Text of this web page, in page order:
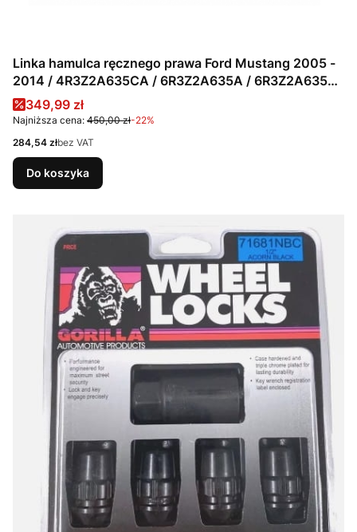
Linka hamulca ręcznego prawa Ford Mustang 2005 -
2014 / 4R3Z2A635CA / 6R3Z2A635A / 6R3Z2A635F /
BR3Z2A635B
Cena promocyjna
349,99 zł
Najniższa cena: 450,00 zł-22%
Cena
284,54 złbez VAT
Do koszyka